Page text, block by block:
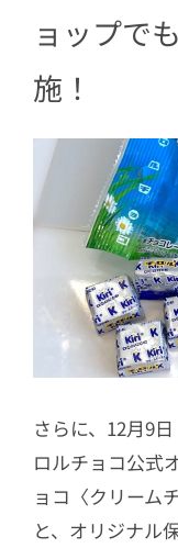
ョップで
施！
さらに、12月9
ロルチョコ公式
ョコ〈クリーム
と、オリジナル